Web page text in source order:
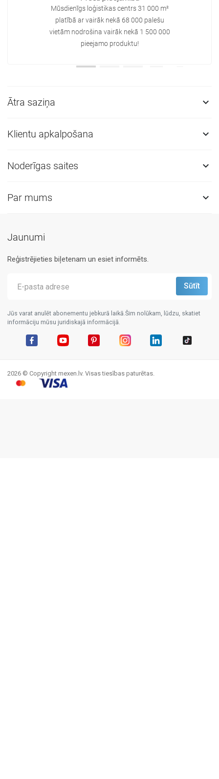
Mūsdienīgs loģistikas centrs 31 000 m²
platībā ar vairāk nekā 68 000 palešu
vietām nodrošina vairāk nekā 1 500 000
pieejamo produktu!
Ātra saziņa 
Klientu apkalpošana 
Noderīgas saites 
Par mums 
Jaunumi
Reģistrējieties biļetenam un esiet informēts.
Jūs varat anulēt abonementu jebkurā laikā.Šim nolūkam, lūdzu, skatiet
informāciju mūsu juridiskajā informācijā.
2026 © Copyright mexen.lv. Visas tiesības paturētas.